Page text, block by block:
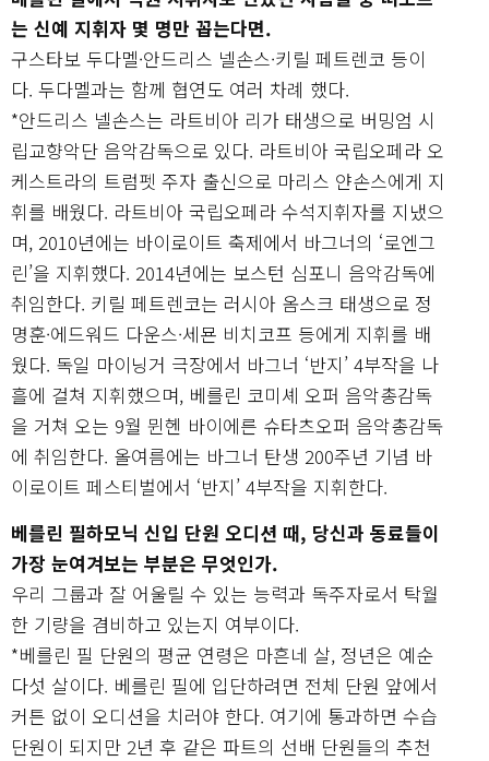
는 신예 지휘자 몇 명만 꼽는다면.
구스타보 두다멜·안드리스 넬손스·키릴 페트렌코 등이
다. 두다멜과는 함께 협연도 여러 차례 했다.
*안드리스 넬손스는 라트비아 리가 태생으로 버밍엄 시
립교향악단 음악감독으로 있다. 라트비아 국립오페라 오
케스트라의 트럼펫 주자 출신으로 마리스 얀손스에게 지
휘를 배웠다. 라트비아 국립오페라 수석지휘자를 지냈으
며, 2010년에는 바이로이트 축제에서 바그너의 ‘로엔그
린’을 지휘했다. 2014년에는 보스턴 심포니 음악감독에
취임한다. 키릴 페트렌코는 러시아 옴스크 태생으로 정
명훈·에드워드 다운스·세묜 비치코프 등에게 지휘를 배
웠다. 독일 마이닝거 극장에서 바그너 ‘반지’ 4부작을 나
흘에 걸쳐 지휘했으며, 베를린 코미셰 오퍼 음악총감독
을 거쳐 오는 9월 뮌헨 바이에른 슈타츠오퍼 음악총감독
에 취임한다. 올여름에는 바그너 탄생 200주년 기념 바
이로이트 페스티벌에서 ‘반지’ 4부작을 지휘한다.
베를린 필하모닉 신입 단원 오디션 때, 당신과 동료들이
가장 눈여겨보는 부분은 무엇인가.
우리 그룹과 잘 어울릴 수 있는 능력과 독주자로서 탁월
한 기량을 겸비하고 있는지 여부이다.
*베를린 필 단원의 평균 연령은 마흔네 살, 정년은 예순
다섯 살이다. 베를린 필에 입단하려면 전체 단원 앞에서
커튼 없이 오디션을 치러야 한다. 여기에 통과하면 수습
단원이 되지만 2년 후 같은 파트의 선배 단원들의 추천